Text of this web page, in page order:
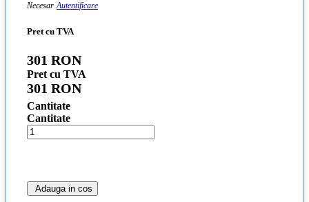
Necesar Autentificare
Pret cu TVA
301 RON
Pret cu TVA
301 RON
Cantitate
Cantitate
Adauga in cos